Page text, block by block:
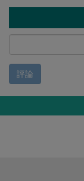
評論